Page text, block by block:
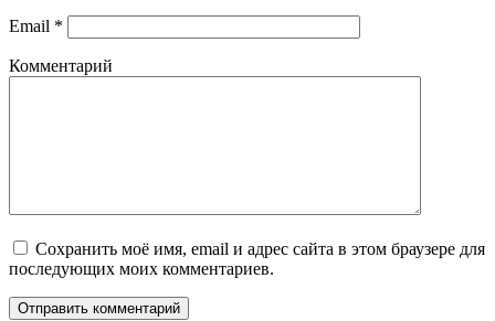
Email *
Комментарий
Сохранить моё имя, email и адрес сайта в этом браузере для
последующих моих комментариев.